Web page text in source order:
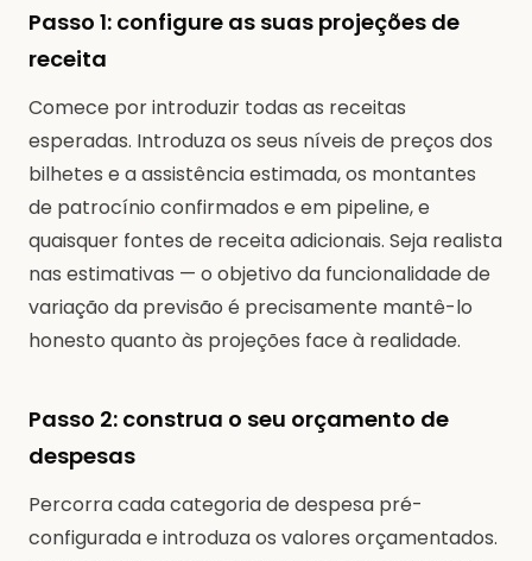
Passo 1: configure as suas projeções de
receita
Comece por introduzir todas as receitas
esperadas. Introduza os seus níveis de preços dos
bilhetes e a assistência estimada, os montantes
de patrocínio confirmados e em pipeline, e
quaisquer fontes de receita adicionais. Seja realista
nas estimativas — o objetivo da funcionalidade de
variação da previsão é precisamente mantê-lo
honesto quanto às projeções face à realidade.
Passo 2: construa o seu orçamento de
despesas
Percorra cada categoria de despesa pré-
configurada e introduza os valores orçamentados.